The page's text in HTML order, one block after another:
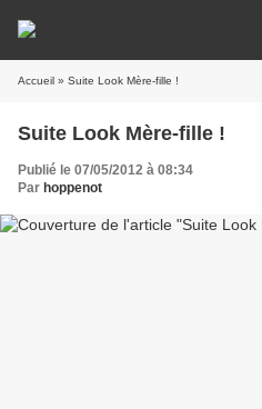
Accueil » Suite Look Mère-fille !
Suite Look Mère-fille !
Publié le 07/05/2012 à 08:34
Par hoppenot